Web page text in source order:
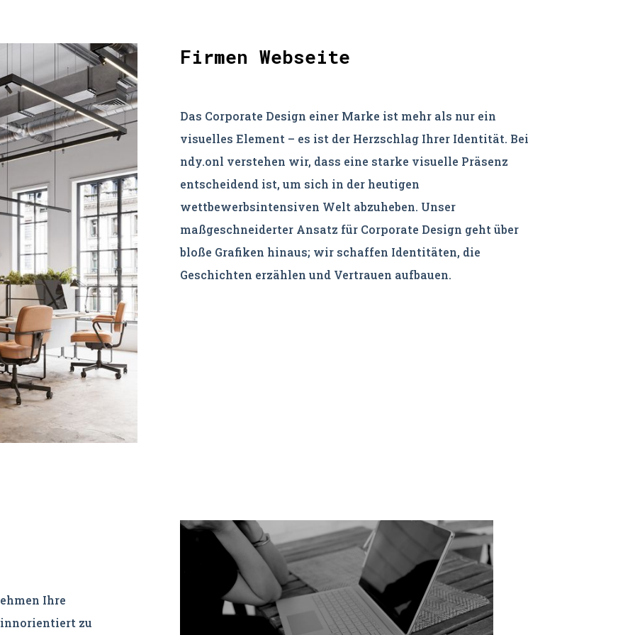
Firmen Webseite
Das Corporate Design einer Marke ist mehr als nur ein
visuelles Element – es ist der Herzschlag Ihrer Identität. Bei
ndy.onl verstehen wir, dass eine starke visuelle Präsenz
entscheidend ist, um sich in der heutigen
wettbewerbsintensiven Welt abzuheben. Unser
maßgeschneiderter Ansatz für Corporate Design geht über
bloße Grafiken hinaus; wir schaffen Identitäten, die
Geschichten erzählen und Vertrauen aufbauen.
Ihre
zu